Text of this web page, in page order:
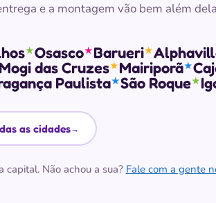
e a montagem vão bem além
★Osasco★Barueri★
Mogi das Cruzes★Mairiporã★
Paulista★São Roque★
as cidades→
Não achou a sua? Fale com a gente